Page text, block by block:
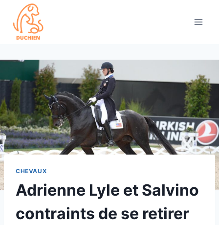
content
CHEVAUX
Adrienne Lyle et Salvino
contraints de se retirer